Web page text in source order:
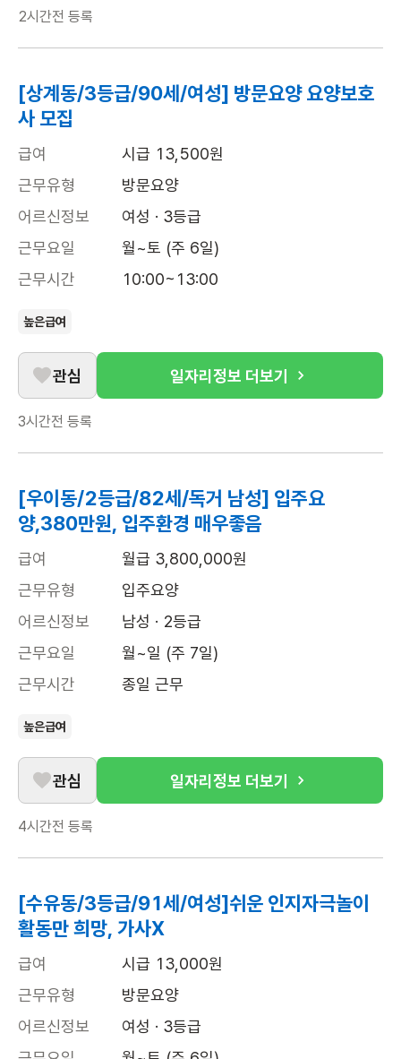
2시간전 등록
[상계동/3등급/90세/여성] 방문요양 요양보호
사 모집
급여
시급 13,500원
근무유형
방문요양
어르신정보
여성 · 3등급
근무요일
월~토 (주 6일)
근무시간
10:00~13:00
높은급여
관심 일자리정보 더보기
3시간전 등록
[우이동/2등급/82세/독거 남성] 입주요
양,380만원, 입주환경 매우좋음
급여
월급 3,800,000원
근무유형
입주요양
어르신정보
남성 · 2등급
근무요일
월~일 (주 7일)
근무시간
종일 근무
높은급여
관심 일자리정보 더보기
4시간전 등록
[수유동/3등급/91세/여성]쉬운 인지자극놀이
활동만 희망, 가사X
급여
시급 13,000원
근무유형
방문요양
어르신정보
여성 · 3등급